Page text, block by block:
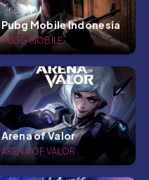
Pubg Mobile Indonesia
PUBG MOBILE
Arena of Valor
ARENA OF VALOR